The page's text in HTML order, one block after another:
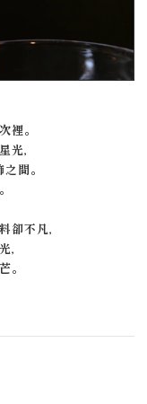
裡。
光，
間。
卻不凡，
，
。